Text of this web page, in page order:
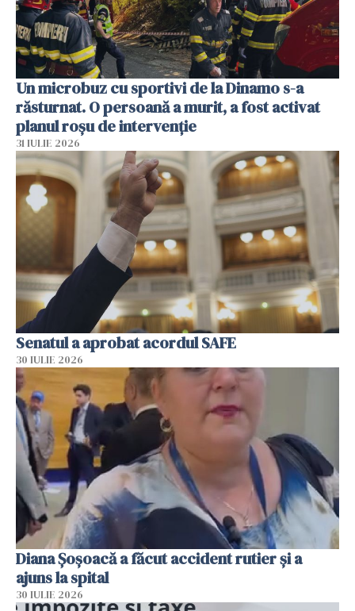
Un microbuz cu sportivi de la Dinamo s-a
răsturnat. O persoană a murit, a fost activat
planul roșu de intervenție
31 IULIE 2026
Senatul a aprobat acordul SAFE
30 IULIE 2026
Diana Șoșoacă a făcut accident rutier și a
ajuns la spital
30 IULIE 2026